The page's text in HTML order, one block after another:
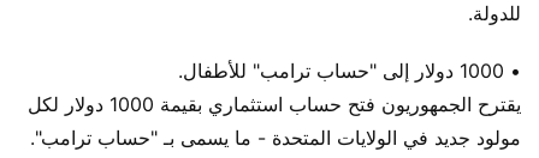
للدولة.
• 1000 دولار إلى "حساب ترامب" للأطفال.
يقترح الجمهوريون فتح حساب استثماري بقيمة 1000 دولار لكل
مولود جديد في الولايات المتحدة - ما يسمى بـ "حساب ترامب".